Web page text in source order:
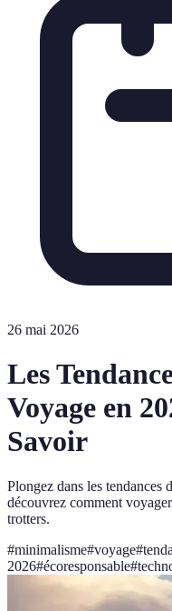
26 mai 2026
Les
Voyage en
Savoir
Plongez dans les tendances
découvrez comment
trotters.
#minimalisme#voyage#
2026#écoresponsable#